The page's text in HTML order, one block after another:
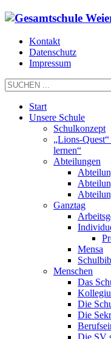
Kontakt
Datenschutz
Impressum
Start
Unsere Schule
Schulkonzept
„Lions-
lernen“
Abteilungen
Ganztag
Mensa
Menschen
Das
Die
Die